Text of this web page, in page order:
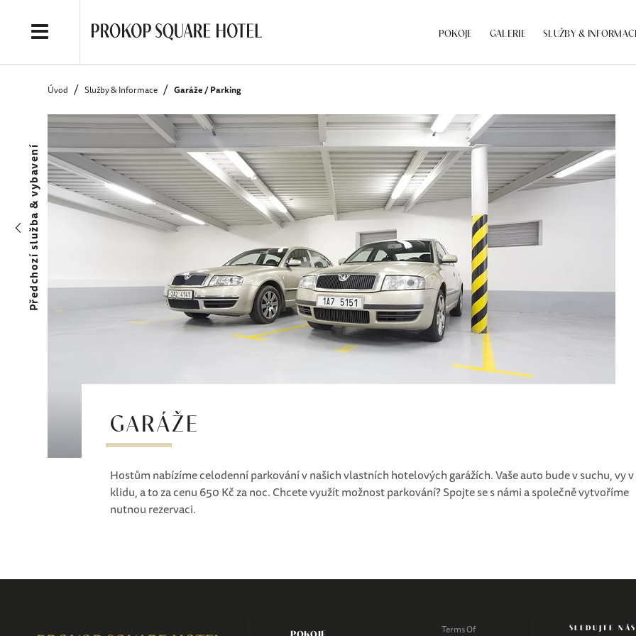
POKOJE GALERIE SLUŽBY &
Předchozí služba & vybavení
Úvod Služby & Informace Garáže / Parking
GARÁŽE
Hostům nabízíme celodenní parkování v našich vlastních hotelových garážích. Vaše auto bude v suchu, vy v
klidu, a to za cenu 650 Kč za noc. Chcete využít možnost parkování? Spojte se s námi a společně vytvoříme
nutnou rezervaci.
POKOJE Terms Of SLEDUJTE